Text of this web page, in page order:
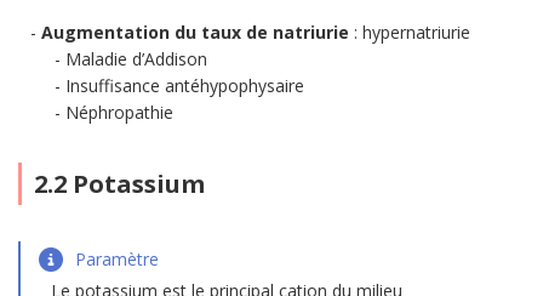
Augmentation du taux de natriurie : hypernatriurie
Maladie d’Addison
Insuffisance antéhypophysaire
Néphropathie
2.2 Potassium
Paramètre
Le potassium est le principal cation du milieu